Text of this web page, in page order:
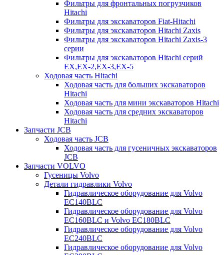
Фильтры для фронтальных погрузчиков
Hitachi
Фильтры для экскаваторов Fiat-Hitachi
Фильтры для экскаваторов Hitachi Zaxis
Фильтры для экскаваторов Hitachi Zaxis-3
серии
Фильтры для экскаваторов Hitachi серий
EX,EX-2,EX-3,EX-5
Ходовая часть Hitachi
Ходовая часть для больших экскаваторов
Hitachi
Ходовая часть для мини экскаваторов Hitachi
Ходовая часть для средних экскаваторов
Hitachi
Запчасти JCB
Ходовая часть JCB
Ходовая часть для гусеничных экскаваторов
JCB
Запчасти VOLVO
Гусеницы Volvo
Детали гидравлики Volvo
Гидравлическое оборудование для Volvo
EC140BLC
Гидравлическое оборудование для Volvo
EC160BLC и Volvo EC180BLC
Гидравлическое оборудование для Volvo
EC240BLC
Гидравлическое оборудование для Volvo